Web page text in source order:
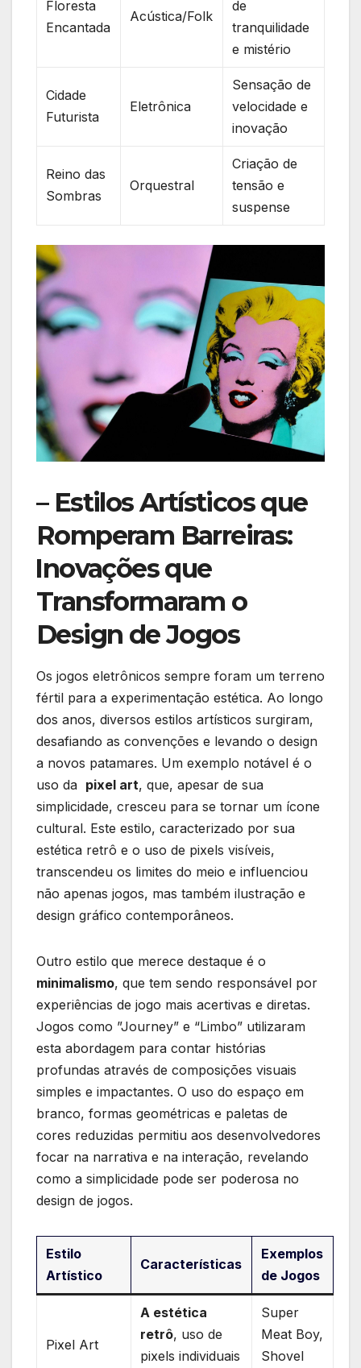
Floresta
Encantada
Acústica/Folk
de
tranquilidade
‌e mistério
Cidade
Futurista
Eletrônica
Sensação de
velocidade e
inovação
Reino das
Sombras
Orquestral
Criação de
tensão e
suspense
– Estilos Artísticos que​
Romperam Barreiras:
⁣Inovações ​que
Transformaram o⁤
Design de Jogos
Os jogos eletrônicos sempre foram um terreno
fértil para ​a experimentação estética. Ao longo
dos anos, diversos⁣ estilos artísticos surgiram,
desafiando ⁢as ⁢convenções e levando o design
a novos patamares. Um exemplo⁣ notável é o
uso da ‍ pixel art, que, apesar ⁣de sua
simplicidade,‌ cresceu para⁤ se tornar⁢ um ícone
cultural. Este estilo, caracterizado ⁤por ⁢sua
‍estética retrô ​e ⁢o uso de pixels visíveis,
transcendeu os limites do meio ‌e influenciou
não ‌apenas jogos, mas também ilustração ​e
design⁢ gráfico ⁤contemporâneos.
Outro estilo ⁤que merece ⁤destaque é o
minimalismo, que tem‍ sendo responsável por
experiências de‌ jogo mais acertivas e diretas.⁣
Jogos como ⁢”Journey” e “Limbo”‌ utilizaram
esta abordagem para contar ⁢histórias
profundas através de ⁤composições visuais
simples e impactantes. O uso do espaço⁤ em
branco, formas geométricas e paletas ‍de
cores ‍reduzidas​ permitiu aos desenvolvedores‌
focar na narrativa e​ na‌ interação, ⁣revelando
como a ⁣simplicidade pode ser poderosa no
‌design de jogos.
Estilo
⁢Artístico
Características
Exemplos
de Jogos
Pixel​ Art
A estética
retrô, uso de
pixels individuais
Super
⁤Meat Boy,
Shovel